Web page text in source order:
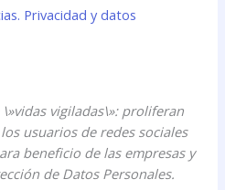
Privacidad y datos
vigiladas\»: proliferan
usuarios de redes sociales
beneficio de las empresas y
de Datos Personales.